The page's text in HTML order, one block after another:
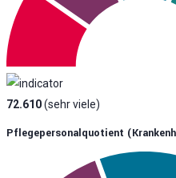
72.610(sehr viele)
Pflegepersonalquotient